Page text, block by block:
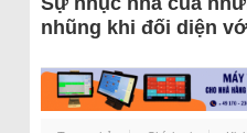
nhũng khi đối diện